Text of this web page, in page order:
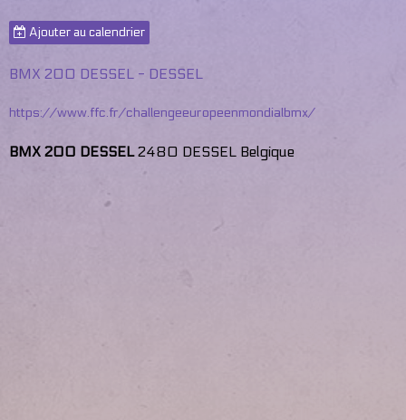
Ajouter au calendrier
BMX 200 DESSEL - DESSEL
https://www.ffc.fr/challengeeuropeenmondialbmx/
BMX 200 DESSEL2480 DESSEL Belgique